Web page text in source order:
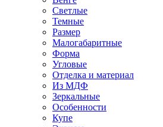
Светлые
Темные
Размер
Малогабаритные
Форма
Угловые
Отделка и материал
Из МДФ
Зеркальные
Особенности
Купе